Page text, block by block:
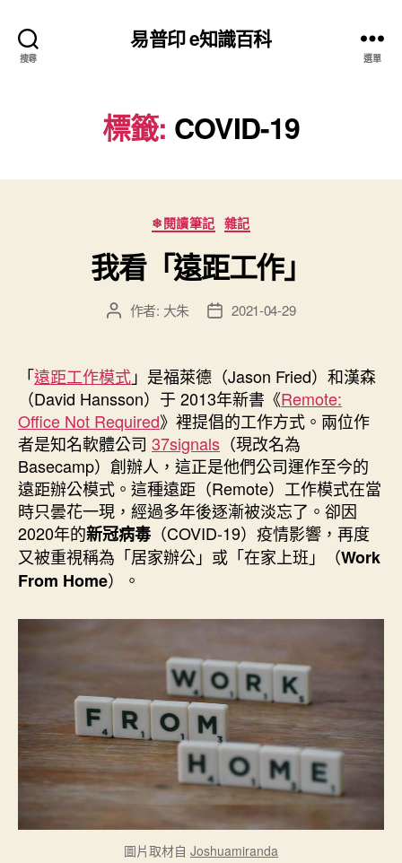
搜尋
易普印 e知識百科
選單
標籤: COVID-19
分
類
❄閱讀筆記 雜記
我看「遠距工作」
文
者
作者: 大朱
文
佈
日
期
2021-04-29
「遠距工作模式」是福萊德（Jason Fried）和漢森
（David Hansson）于 2013年新書《Remote:
Office Not Required》裡提倡的工作方式。兩位作
者是知名軟體公司 37signals （現改名為
Basecamp）創辦人，這正是他們公司運作至今的
遠距辦公模式。這種遠距（Remote）工作模式在當
時只曇花一現，經過多年後逐漸被淡忘了。卻因
2020年的新冠病毒 （COVID-19）疫情影響，再度
又被重視稱為「居家辦公」或「在家上班」（Work
From Home）。
圖片取材自 Joshuamiranda